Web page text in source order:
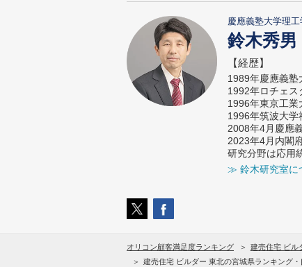
慶應義塾大学理
鈴木秀男
【経歴】
1989年慶應義塾
1992年ロチェス
1996年東京工業
1996年筑波大学
2008年4月慶應
2023年4月内閣
研究分野は応用
≫ 鈴木研究室に
オリコン顧客満足度ランキング 建売住宅 ビル
建売住宅 ビルダー 東北の宮城県ランキング・